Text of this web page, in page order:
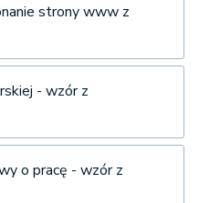
strony www z
- wzór z
o pracę - wzór z